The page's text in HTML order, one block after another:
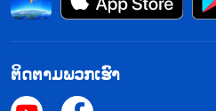
ສະຖານະ. ພຣະເຈົ້າກຽດຊັງພຶ
ຕໍ່ມາ, ຂ້ອຍໄດ້ພົບພຣະທຳບາງຂໍ້
ຊົງລິດທານຸພາບສູງສຸດຊົງກ່າວວ່າ
ຕິດຕາມພວກເຮົາ